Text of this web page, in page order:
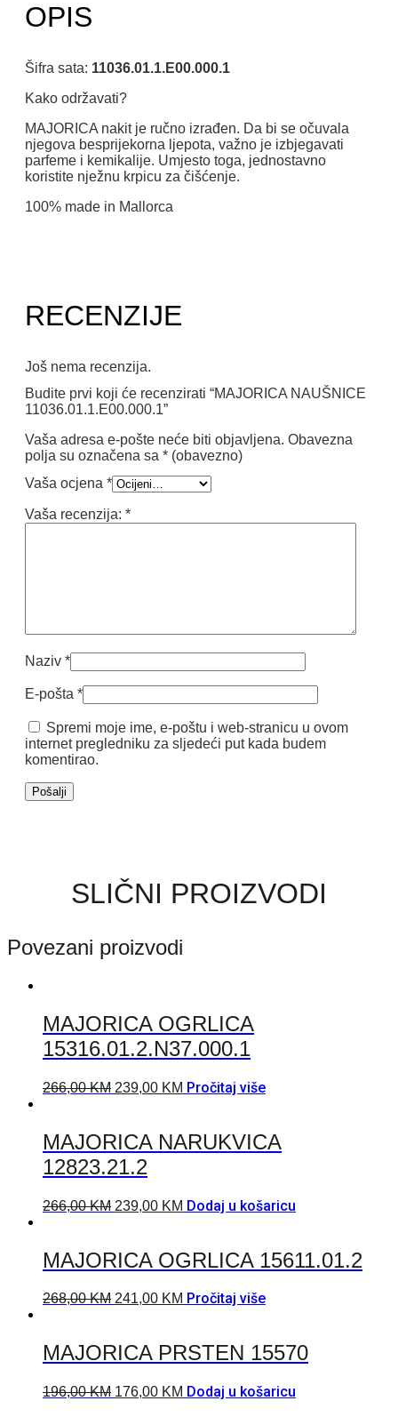
OPIS
Šifra sata: 11036.01.1.E00.000.1
Kako održavati?
MAJORICA nakit je ručno izrađen. Da bi se očuvala
njegova besprijekorna ljepota, važno je izbjegavati
parfeme i kemikalije. Umjesto toga, jednostavno
koristite nježnu krpicu za čišćenje.
100% made in Mallorca
RECENZIJE
Još nema recenzija.
Budite prvi koji će recenzirati “MAJORICA NAUŠNICE
11036.01.1.E00.000.1”
Vaša adresa e-pošte neće biti objavljena. Obavezna
polja su označena sa * (obavezno)
Vaša ocjena *
Vaša recenzija: *
Naziv *
E-pošta *
Spremi moje ime, e-poštu i web-stranicu u ovom
internet pregledniku za sljedeći put kada budem
komentirao.
SLIČNI PROIZVODI
Povezani proizvodi
MAJORICA OGRLICA
15316.01.2.N37.000.1
266,00KM 239,00 KM Pročitaj više
MAJORICA NARUKVICA
12823.21.2
266,00KM 239,00 KM Dodaj u košaricu
MAJORICA OGRLICA 15611.01.2
268,00KM 241,00 KM Pročitaj više
MAJORICA PRSTEN 15570
196,00KM 176,00 KM Dodaj u košaricu